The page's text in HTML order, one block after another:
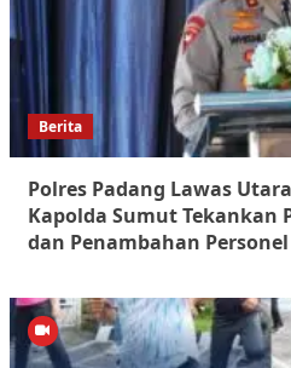
Berita
Polres Padang Lawas
Kapolda Sumut Tekankan
dan Penambahan Personel